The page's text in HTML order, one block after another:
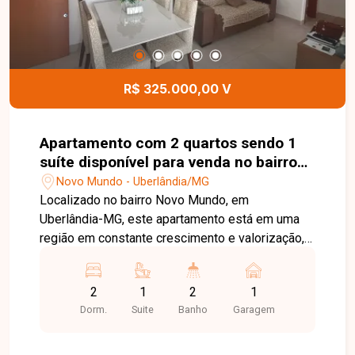
busca um apartamento pronto para morar, em uma
região em constante valorização de Uberlândia.
Entre em contato e agende sua visita!
R$ 325.000,00 V
Apartamento com 2 quartos sendo 1
suíte disponível para venda no bairro
Novo Mundo em Uberlândia-MG
Novo Mundo - Uberlândia/MG
Localizado no bairro Novo Mundo, em
Uberlândia-MG, este apartamento está em uma
região em constante crescimento e valorização,
principais vias da cidade. Próximo a
supermercados, farmácias, academias, escolas e
diversos comércios e serviços, oferece
2
Dorm.
1
Suite
2
Banho
1
Garagem